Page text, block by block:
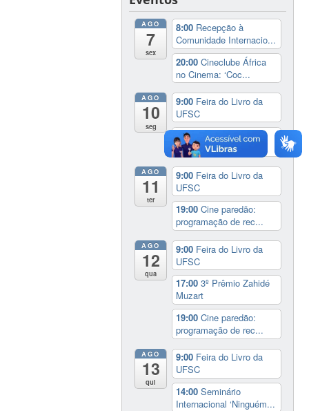
AGO
7
sex
8:00 Recepção à
Comunidade Internacio...
20:00Cineclube África
no Cinema: ‘Coc...
AGO
10
seg
9:00 Feira do Livro da
UFSC
19:00
Cine paredão:
programação de rec...
AGO
11
ter
9:00 Feira do Livro da
UFSC
19:00Cine paredão:
programação de rec...
AGO
12
qua
9:00 Feira do Livro da
UFSC
17:003º Prêmio Zahidé
Muzart
19:00Cine paredão:
programação de rec...
AGO
13
qui
9:00 Feira do Livro da
UFSC
14:00Seminário
Internacional ‘Ninguém...